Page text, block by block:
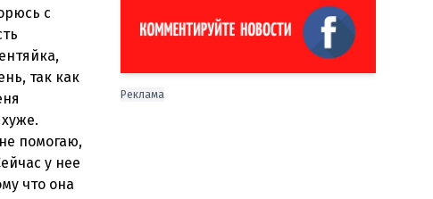
с
так как
помогаю,
у нее
что она
Реклама